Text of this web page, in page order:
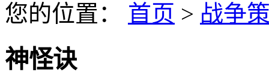
您的位置： 首页 > 战争
神怪诀